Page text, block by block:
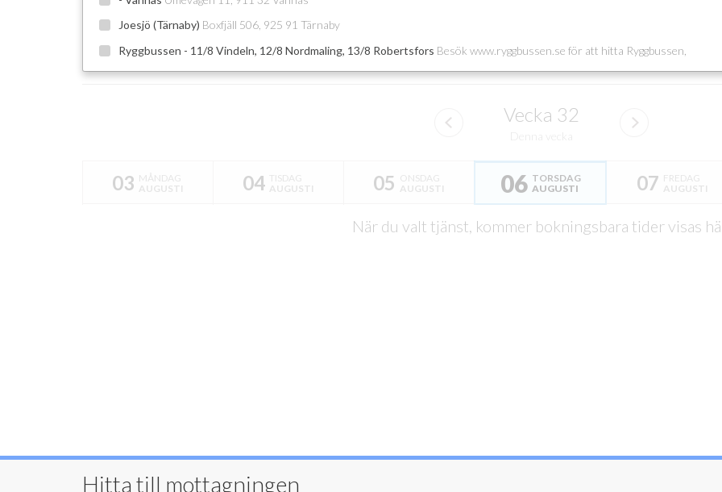
Joesjö (Tärnaby) Boxfjäll 506, 925 91 Tärnaby
Ryggbussen - 11/8 Vindeln, 12/8 Nordmaling, 13/8 Robertsfors Besök www.ryggbussen.se för att hitta Ryggbussen,
Vecka 32
03 MÅNDAG
AUGUSTI
04 TISDAG
AUGUSTI
05 ONSDAG
AUGUSTI
06 TORSDAG
AUGUSTI
07 FREDAG
AUGUSTI
När du valt tjänst, kommer bokningsbara tider visas
Hitta till mottagningen